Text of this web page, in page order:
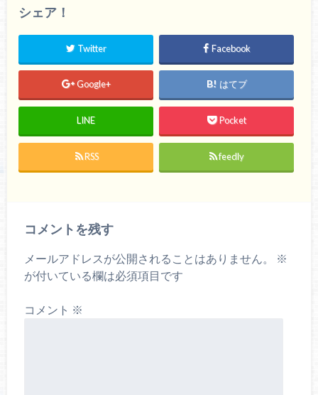
シェア！
Twitter Facebook
Google+ はてブ
LINE Pocket
RSS feedly
コメントを残す
メールアドレスが公開されることはありません。
※
が付いている欄は必須項目です
コメント ※